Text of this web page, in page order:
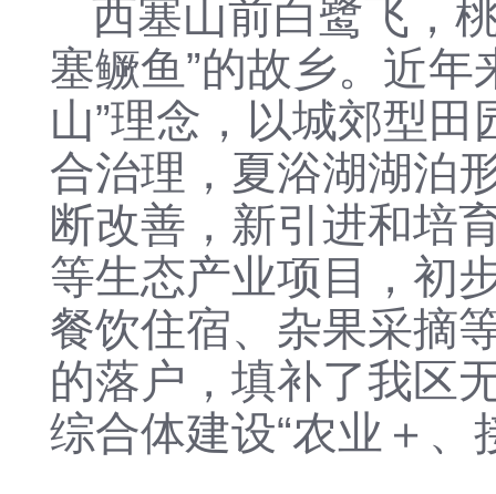
西塞山前白鹭飞，
塞鳜鱼”的故乡。近
山”理念，以城郊型
合治理，夏浴湖湖泊
断改善，新引进和培
等生态产业项目，初
餐饮住宿、杂果采摘
的落户，填补了我区
综合体建设“农业＋、